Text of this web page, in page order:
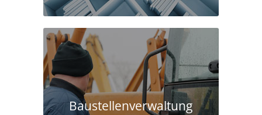
Baustellen­verwaltung